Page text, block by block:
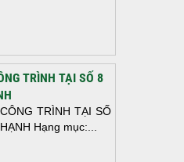
TRÌNH TẠI SỐ 8
TRÌNH TẠI SỐ
Hạng mục:...